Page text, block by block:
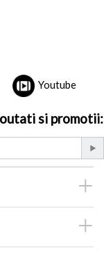
Youtube
si promotii: